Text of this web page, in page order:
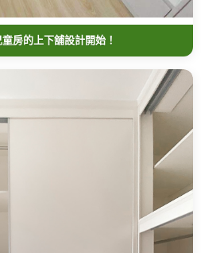
房的上下舖設計開始！